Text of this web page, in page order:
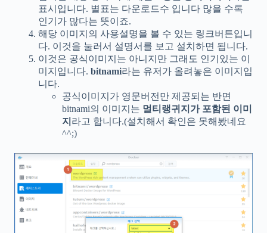
표시입니다. 별표는 다운로드수 입니다 많을 수록
인기가 많다는 뜻이죠.
해당 이미지의 사용설명을 볼 수 있는 링크버튼입니
다. 이것을 눌러서 설명서를 보고 설치하면 됩니다.
이것은 공식이미지는 아니지만 그래도 인기있는 이
미지입니다. bitnami라는 유저가 올려놓은 이미지입
니다.
공식이미지가 영문버전만 제공되는 반면
bitnami의 이미지는 멀티랭귀지가 포함된 이미
지 라고 합니다.(설치해서 확인은 못해봤네요
^^;)